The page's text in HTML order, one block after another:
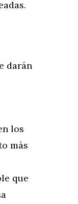
darán
los
más
que